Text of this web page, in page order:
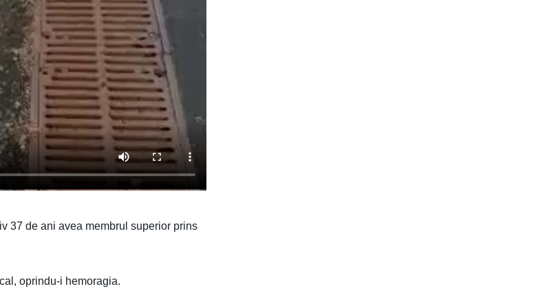
37 de ani avea membrul superior prins
oprindu-i hemoragia.